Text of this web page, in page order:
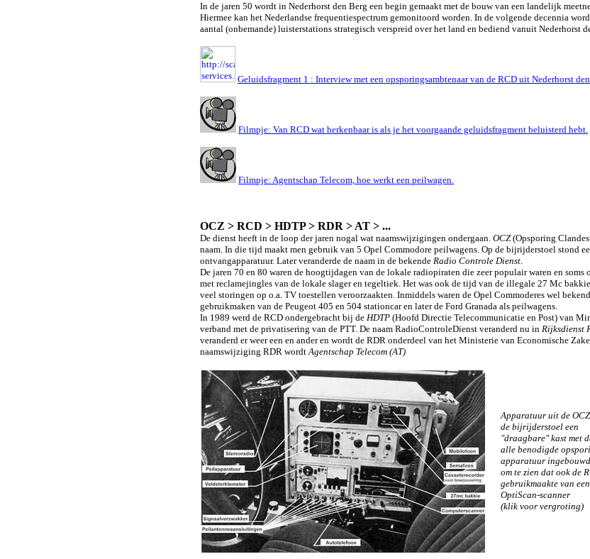
In de jaren 50 wordt in Nederhorst den Berg een begin gemaakt met de bouw van een landelijk
Hiermee kan het Nederlandse frequentiespectrum gemonitoord worden. In de volgende decennia
aantal (onbemande) luisterstations strategisch verspreid over het land en bediend vanuit Nederhorst
Geluidsfragment 1 : Interview met een opsporingsambtenaar van de RCD uit Nederhorst
Filmpje: Van RCD wat herkenbaar is als je het voorgaande geluidsfragment beluisterd hebt.
Filmpje: Agentschap Telecom, hoe werkt een peilwagen.
OCZ > RCD > HDTP > RDR > AT > ...
De dienst heeft in de loop der jaren nogal wat naamswijzigingen ondergaan. OCZ(Opsporing
naam. In die tijd maakt men gebruik van 5 Opel Commodore peilwagens. Op de bijrijderstoel stond
ontvangapparatuur. Later veranderde de naam in de bekende Radio Controle Dienst.
De jaren 70 en 80 waren de hoogtijdagen van de lokale radiopiraten die zeer populair waren en soms
met reclamejingles van de lokale slager en tegeltiek. Het was ook de tijd van de illegale 27 Mc
veel storingen op o.a. TV toestellen veroorzaakten. Inmiddels waren de Opel Commoderes wel
gebruikmaken van de Peugeot 405 en 504 stationcar en later de Ford Granada als peilwagens.
In 1989 werd de RCD ondergebracht bij de HDTP (Hoofd Directie Telecommunicatie en Post) van
verband met de privatisering van de PTT. De naam RadioControleDienst veranderd nu in Rijksdienst
veranderd er weer een en ander en wordt de RDR onderdeel van het Ministerie van Economische
naamswijziging RDR wordtAgentschap Telecom (AT)
Apparatuur uit de
de bijrijderstoel een
"draagbare" kast met
alle benodigde
apparatuur
om te zien dat ook de
gebruikmaakte van een
OptiScan-scanner
(klik voor vergroting)